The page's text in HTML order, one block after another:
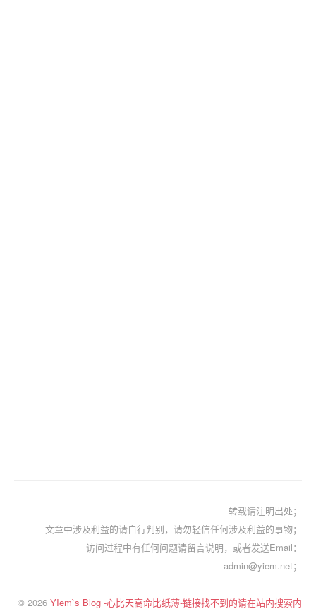
转载请注明出处；
文章中涉及利益的请自行判别，请勿轻信任何涉及利益的事物；
访问过程中有任何问题请留言说明，或者发送Email：
admin@yiem.net；
© 2026 YIem`s Blog -心比天高命比纸薄-链接找不到的请在站内搜索内